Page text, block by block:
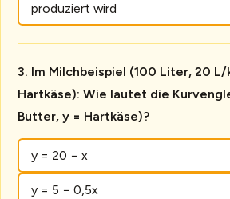
produziert wird
Im Milchbeispiel (100 Liter, 20
Hartkäse): Wie lautet die
Butter, y = Hartkäse)?
y = 20 − x
y = 5 − 0,5x